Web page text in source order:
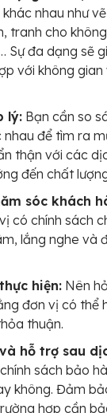
nhau như
tranh cho
Sự đa dạng sẽ
với không
lý: Bạn cần so
nhau để tìm ra
thận với các
đến chất
sóc khách
có chính sách
lắng nghe và
hiện: Nên
đơn vị có thể
thuận.
hỗ trợ sau
sách bảo
không. Đảm
hợp cần